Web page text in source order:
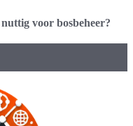
voor bosbeheer?